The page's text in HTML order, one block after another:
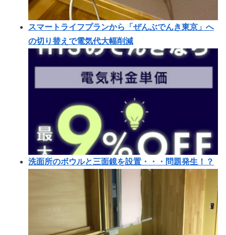
スマートライフプランから「ぜんぶでんき東京」へ
の切り替えで電気代大幅削減
洗面所のボウルと三面鏡を設置・・・問題発生！？